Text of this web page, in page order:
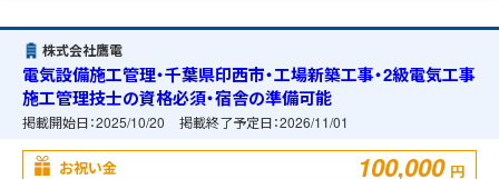
株式会社鷹電
電気設備施工管理・千葉県印西市・工場新築工事・2級電気工事
施工管理技士の資格必須・宿舎の準備可能
掲載開始日：2025/10/20 掲載終了予定日：2026/11/01
お祝い金 100,000 円